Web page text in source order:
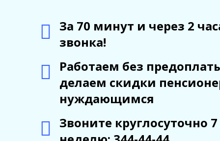
За 70 минут и через 2
звонка!
Работаем без
делаем скидки
нуждающимся
Звоните круглосуточно